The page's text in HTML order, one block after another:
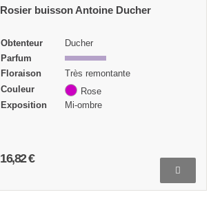
Rosier buisson Archiduc Joseph
Obtenteur
Nabonnand
Année de
création
Parfum
Floraison
Très remontante
27,27 €